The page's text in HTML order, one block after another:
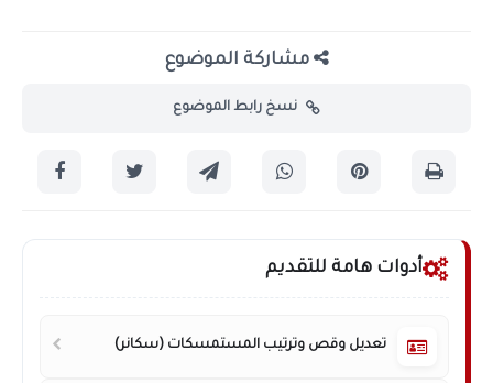
مشاركة الموضوع
نسخ رابط الموضوع
أدوات هامة للتقديم
تعديل وقص وترتيب المستمسكات (سكانر)